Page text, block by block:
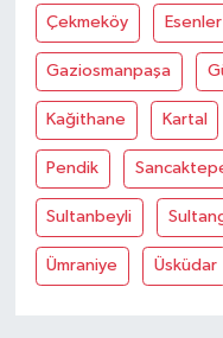
Çekmeköy Esenler
Gaziosmanpaşa
Kağithane Kartal
Pendik
Sultanbeyli
Ümraniye Üsküdar